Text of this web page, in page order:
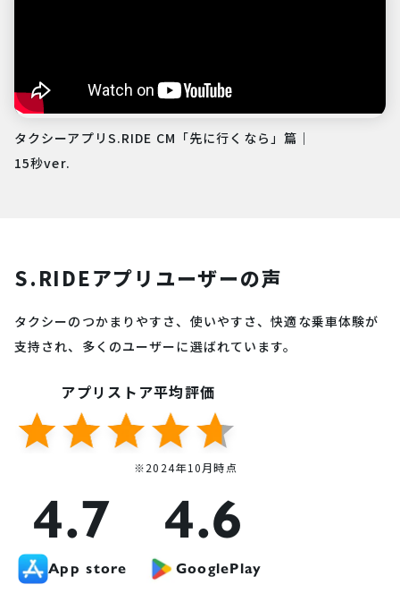
タクシーアプリS.RIDE CM「先に行くなら」篇｜
15秒ver.
S.RIDEアプリユーザーの声
タクシーのつかまりやすさ、使いやすさ、快適な乗車体験が
支持され、多くのユーザーに選ばれています。
アプリストア平均評価
※2024年10月時点
4.7
App store
4.6
GooglePlay